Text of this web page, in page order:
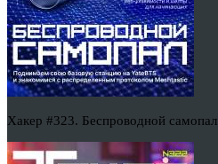
Хакер #323. Беспроводной самопал